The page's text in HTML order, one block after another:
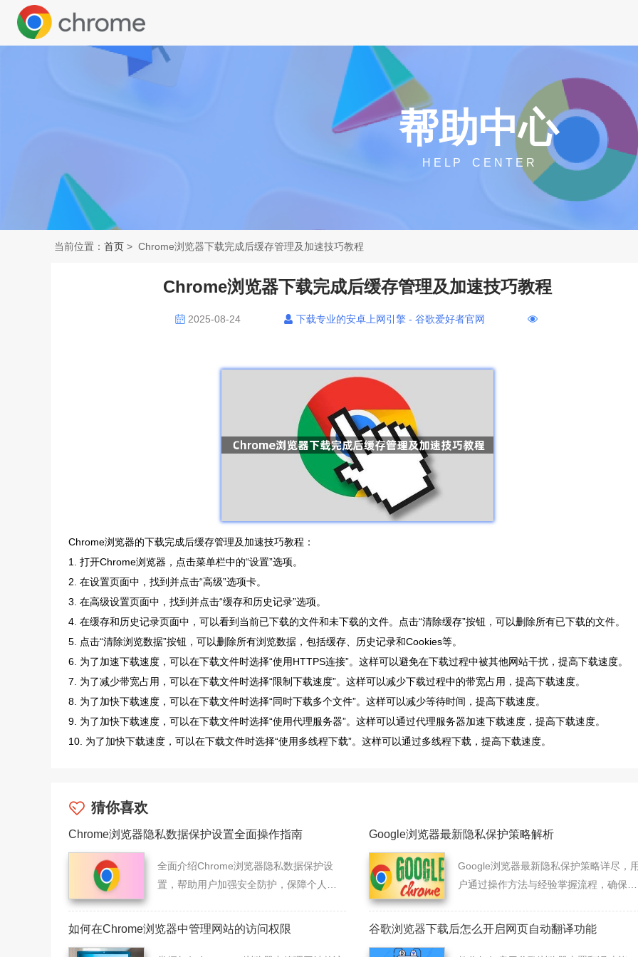
帮助中心
H E L P C E N T E R
当前位置： 首页 > Chrome浏览器下载完成后缓存管理及加速技巧教程
Chrome浏览器下载完成后缓存管理及加速技巧教程
2025-08-24 下载专业的安卓上网引擎 - 谷歌爱好者官网
Chrome浏览器的下载完成后缓存管理及加速技巧教程：
1. 打开Chrome浏览器，点击菜单栏中的“设置”选项。
2. 在设置页面中，找到并点击“高级”选项卡。
3. 在高级设置页面中，找到并点击“缓存和历史记录”选项。
4. 在缓存和历史记录页面中，可以看到当前已下载的文件和未下载的文件。点击“清除缓存”按钮，可以删除所有已下载的文件。
5. 点击“清除浏览数据”按钮，可以删除所有浏览数据，包括缓存、历史记录和Cookies等。
6. 为了加速下载速度，可以在下载文件时选择“使用HTTPS连接”。这样可以避免在下载过程中被其他网站干扰，提高下载速度。
7. 为了减少带宽占用，可以在下载文件时选择“限制下载速度”。这样可以减少下载过程中的带宽占用，提高下载速度。
8. 为了加快下载速度，可以在下载文件时选择“同时下载多个文件”。这样可以减少等待时间，提高下载速度。
9. 为了加快下载速度，可以在下载文件时选择“使用代理服务器”。这样可以通过代理服务器加速下载速度，提高下载速度。
10. 为了加快下载速度，可以在下载文件时选择“使用多线程下载”。这样可以通过多线程下载，提高下载速度。
猜你喜欢
Chrome浏览器隐私数据保护设置全面操作指南
全面介绍Chrome浏览器隐私数据保护设
置，帮助用户加强安全防护，保障个人信
Google浏览器最新隐私保护策略解析
Google浏览器最新隐私保护策略详尽，
户通过操作方法与经验掌握流程，确保数
如何在Chrome浏览器中管理网站的访问权限 谷歌浏览器下载后怎么开启网页自动翻译功能